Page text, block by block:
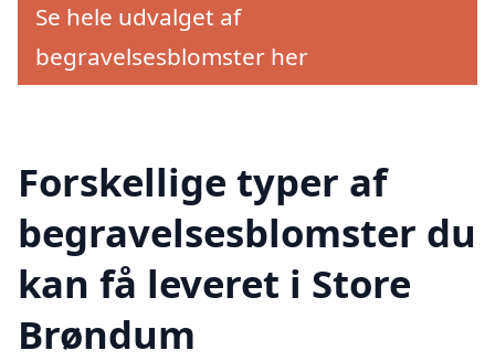
Se hele udvalget af
begravelsesblomster her
Forskellige typer af
begravelsesblomster du
kan få leveret i Store
Brøndum